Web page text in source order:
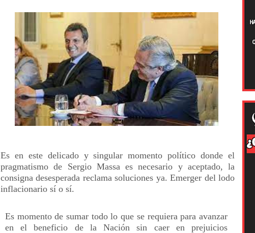
Es en este delicado y singular momento político donde el
pragmatismo de Sergio Massa es necesario y aceptado, la
consigna desesperada reclama soluciones ya. Emerger del lodo
inflacionario sí o sí.
Es momento de sumar todo lo que se requiera para avanzar
en el beneficio de la Nación sin caer en prejuicios